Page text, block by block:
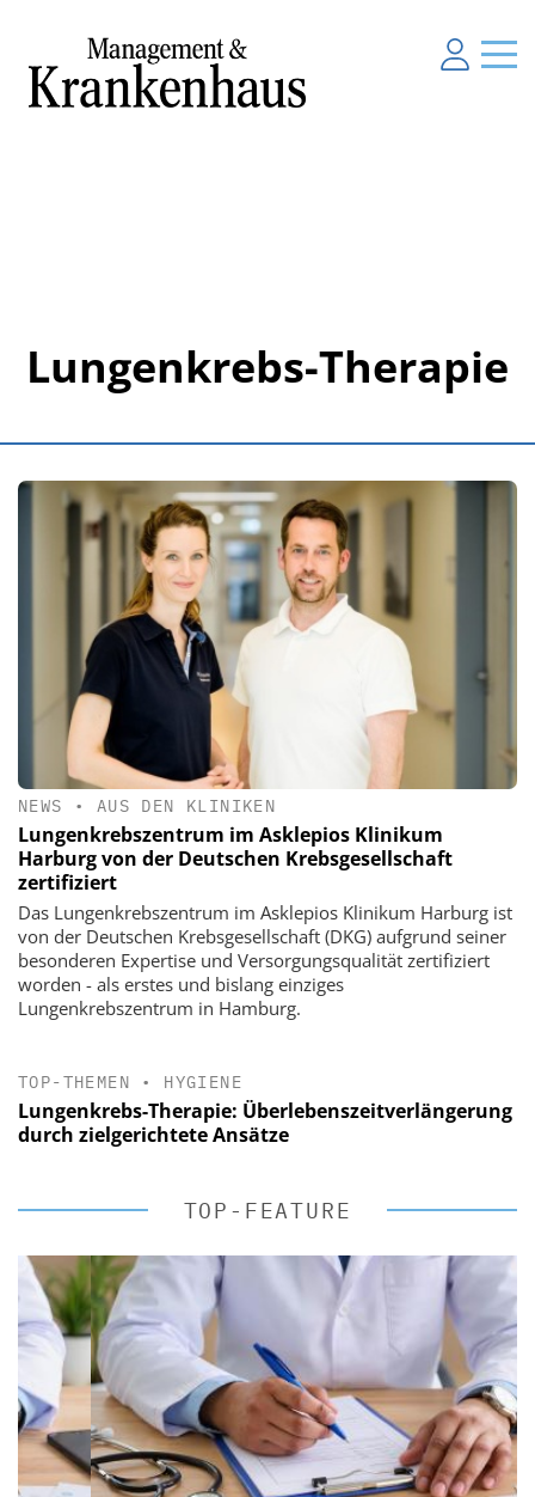
Lungenkrebs-Therapie
NEWS • AUS DEN KLINIKEN
Lungenkrebszentrum im Asklepios Klinikum
Harburg von der Deutschen Krebsgesellschaft
zertifiziert
Das Lungenkrebszentrum im Asklepios Klinikum Harburg ist
von der Deutschen Krebsgesellschaft (DKG) aufgrund seiner
besonderen Expertise und Versorgungsqualität zertifiziert
worden - als erstes und bislang einziges
Lungenkrebszentrum in Hamburg.
TOP-THEMEN • HYGIENE
Lungenkrebs-Therapie: Überlebenszeitverlängerung
durch zielgerichtete Ansätze
TOP-FEATURE